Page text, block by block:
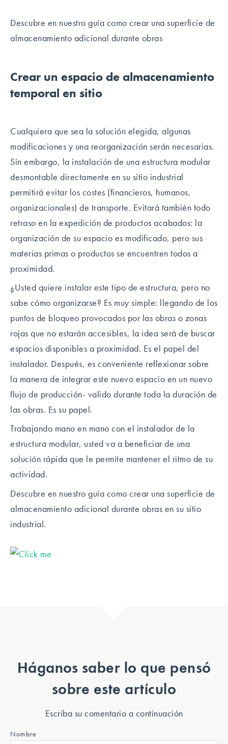
Descubre en nuestro guía como crear una superficie de
almacenamiento adicional durante obras
Crear un espacio de almacenamiento
temporal en sitio
Cualquiera que sea la solución elegida, algunas
modificaciones y una reorganización serán necesarias.
Sin embargo, la instalación de una estructura modular
desmontable directamente en su sitio industrial
permitirá evitar los costes (financieros, humanos,
organizacionales) de transporte. Evitará también todo
retraso en la expedición de productos acabados: la
organización de su espacio es modificado, pero sus
materias primas o productos se encuentren todos a
proximidad.
¿Usted quiere instalar este tipo de estructura, pero no
sabe cómo organizarse? Es muy simple: llegando de los
puntos de bloqueo provocados por las obras o zonas
rojas que no estarán accesibles, la idea será de buscar
espacios disponibles a proximidad. Es el papel del
instalador. Después, es conveniente reflexionar sobre
la manera de integrar este nuevo espacio en un nuevo
flujo de producción- valido durante toda la duración de
las obras. Es su papel.
Trabajando mano en mano con el instalador de la
estructura modular, usted va a beneficiar de una
solución rápida que le permite mantener el ritmo de su
actividad.
Descubre en nuestro guía como crear una superficie de
almacenamiento adicional durante obras en su sitio
industrial.
Háganos saber lo que pensó
sobre este artículo
Escriba su comentario a continuación
Nombre